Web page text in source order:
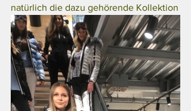
natürlich die dazu gehörende Kollektion